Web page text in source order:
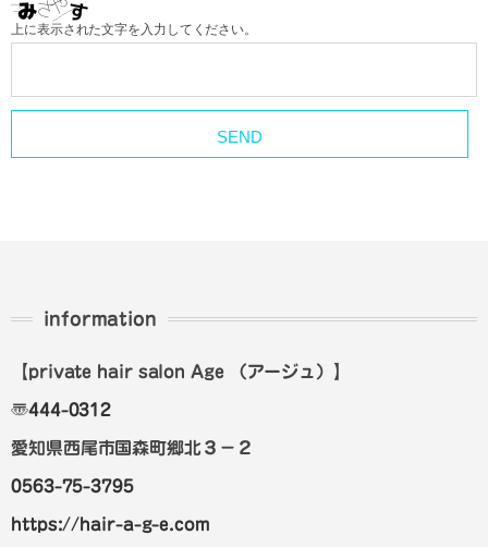
上に表示された文字を入力してください。
information
【private hair salon Age （アージュ） 】
〠444-0312
愛知県西尾市国森町郷北３－２
0563-75-3795
https://hair-a-g-e.com